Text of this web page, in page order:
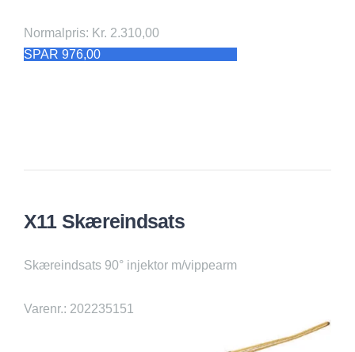
Normalpris: Kr. 2.310,00
SPAR 976,00
X11 Skæreindsats
Skæreindsats 90° injektor m/vippearm
Varenr.: 202235151